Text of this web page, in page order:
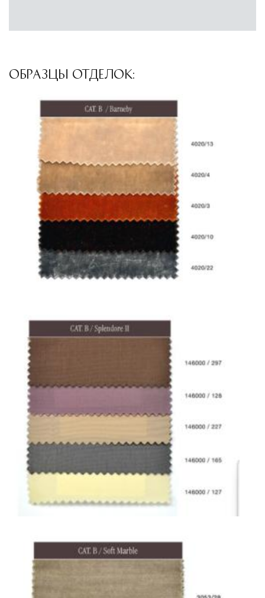
ОБРАЗЦЫ ОТДЕЛОК: